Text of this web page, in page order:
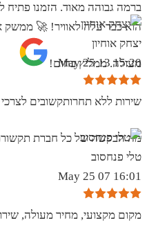
ברמה גבוהה מאוד. הזמנו
הוא כבר עלה לאוויר! 🚀 ממשק
מעולה. ממליץ בחום!
יצחק אוחיון
15:20 13 May 25
שירות ללא תחרותקשובים
מה הבקשה של כל חברת
טלי פנחסוב
16:01 07 May 25
מקום מקצועי, מחיר מעולה,